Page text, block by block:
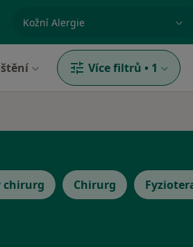
specializace, nemoc nebo příjmení
Více filtrů • 1
chirurg Chirurg